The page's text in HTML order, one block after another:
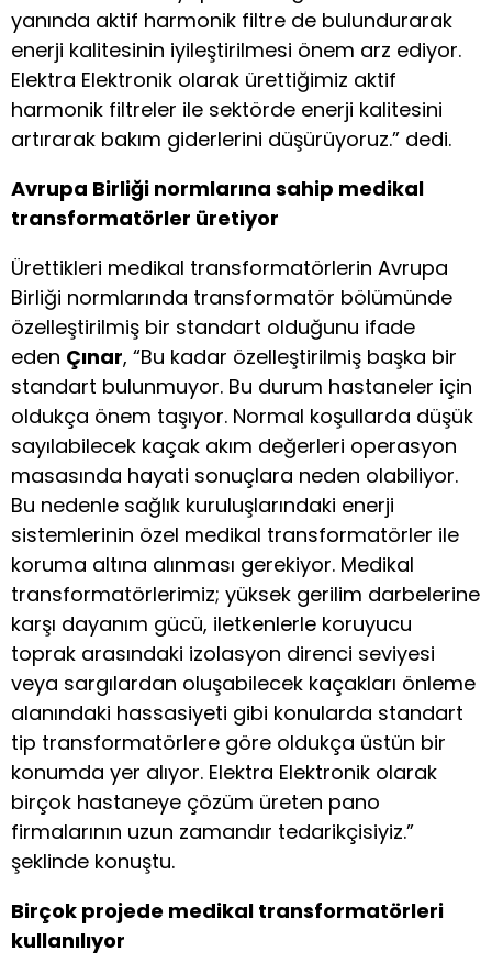
yanında aktif harmonik filtre de bulundurarak
enerji kalitesinin iyileştirilmesi önem arz ediyor.
Elektra Elektronik olarak ürettiğimiz aktif
harmonik filtreler ile sektörde enerji kalitesini
artırarak bakım giderlerini düşürüyoruz.” dedi.
Avrupa Birliği normlarına sahip medikal
transformatörler üretiyor
Ürettikleri medikal transformatörlerin Avrupa
Birliği normlarında transformatör bölümünde
özelleştirilmiş bir standart olduğunu ifade
eden Çınar, “Bu kadar özelleştirilmiş başka bir
standart bulunmuyor. Bu durum hastaneler için
oldukça önem taşıyor. Normal koşullarda düşük
sayılabilecek kaçak akım değerleri operasyon
masasında hayati sonuçlara neden olabiliyor.
Bu nedenle sağlık kuruluşlarındaki enerji
sistemlerinin özel medikal transformatörler ile
koruma altına alınması gerekiyor. Medikal
transformatörlerimiz; yüksek gerilim darbelerine
karşı dayanım gücü, iletkenlerle koruyucu
toprak arasındaki izolasyon direnci seviyesi
veya sargılardan oluşabilecek kaçakları önleme
alanındaki hassasiyeti gibi konularda standart
tip transformatörlere göre oldukça üstün bir
konumda yer alıyor. Elektra Elektronik olarak
birçok hastaneye çözüm üreten pano
firmalarının uzun zamandır tedarikçisiyiz.”
şeklinde konuştu.
Birçok projede medikal transformatörleri
kullanılıyor